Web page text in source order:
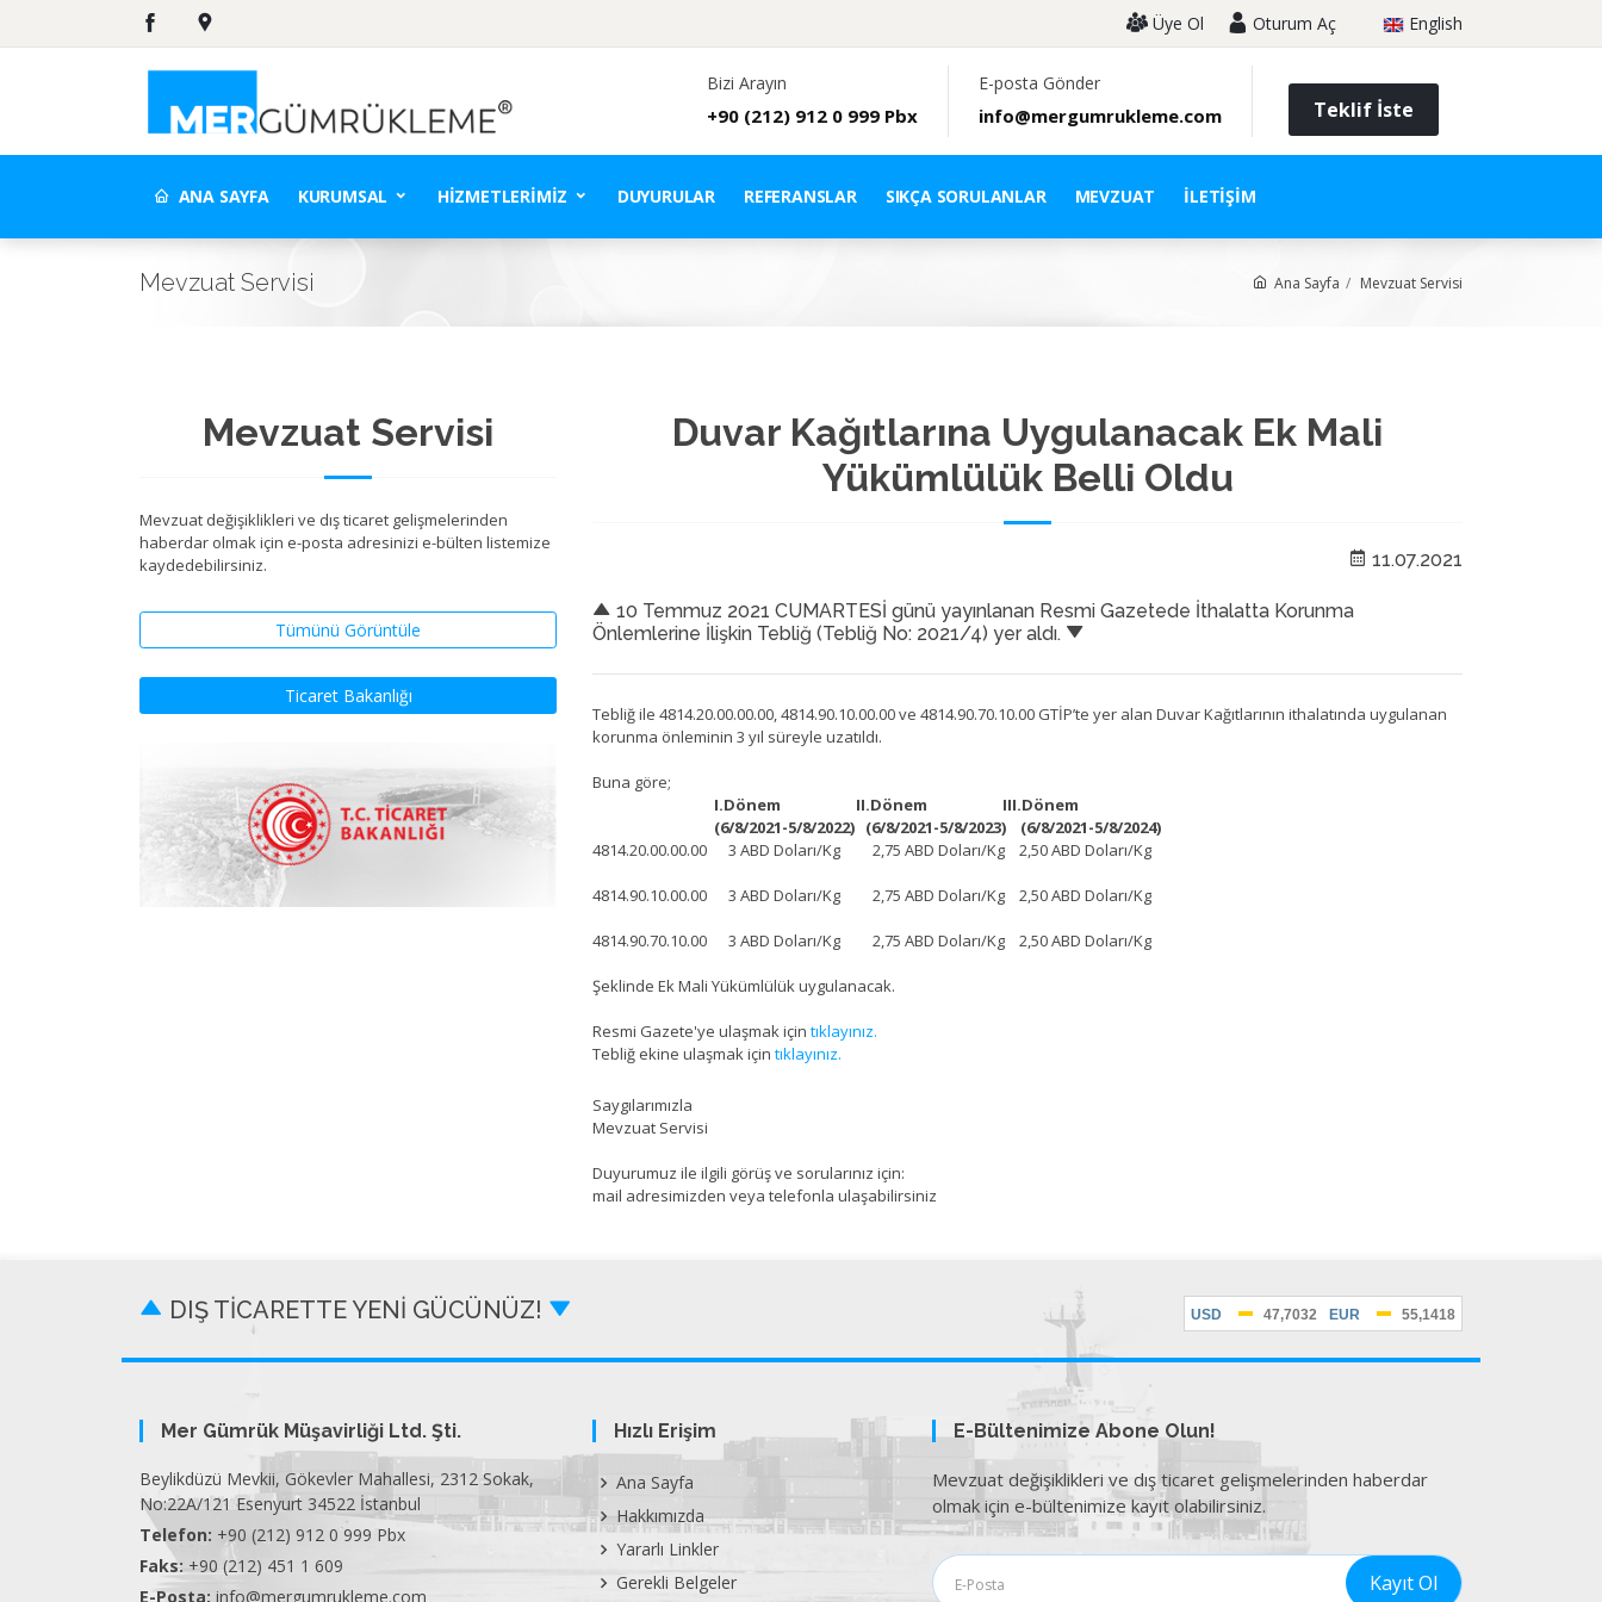
Üye Ol Oturum Aç English
Bizi Arayın
+90 (212) 912 0 999 Pbx
E-posta Gönder
info@mergumrukleme.com Teklif İste
ANA SAYFA KURUMSAL HIZMETLERIMIZ DUYURULAR REFERANSLAR SIKÇA SORULANLAR MEVZUAT İLETIŞIM
Mevzuat Servisi Ana Sayfa Mevzuat Servisi
Mevzuat Servisi
Mevzuat değişiklikleri ve dış ticaret gelişmelerinden
haberdar olmak için e-posta adresinizi e-bülten listemize
kaydedebilirsiniz.
Tümünü Görüntüle
Ticaret Bakanlığı
Duvar Kağıtlarına Uygulanacak Ek Mali
Yükümlülük Belli Oldu
11.07.2021
10 Temmuz 2021 CUMARTESİ günü yayınlanan Resmi Gazetede İthalatta Korunma
Önlemlerine İlişkin Tebliğ (Tebliğ No: 2021/4) yer aldı.
Tebliğ ile 4814.20.00.00.00, 4814.90.10.00.00 ve 4814.90.70.10.00 GTİP’te yer alan Duvar Kağıtlarının ithalatında uygulanan
korunma önleminin 3 yıl süreyle uzatıldı.
Buna göre;
I.Dönem II.Dönem III.Dönem
(6/8/2021-5/8/2022) (6/8/2021-5/8/2023) (6/8/2021-5/8/2024)
4814.20.00.00.00 3 ABD Doları/Kg 2,75 ABD Doları/Kg 2,50 ABD Doları/Kg
4814.90.10.00.00 3 ABD Doları/Kg 2,75 ABD Doları/Kg 2,50 ABD Doları/Kg
4814.90.70.10.00 3 ABD Doları/Kg 2,75 ABD Doları/Kg 2,50 ABD Doları/Kg
Şeklinde Ek Mali Yükümlülük uygulanacak.
Resmi Gazete'ye ulaşmak için tıklayınız.
Tebliğ ekine ulaşmak için tıklayınız.
Saygılarımızla
Mevzuat Servisi
Duyurumuz ile ilgili görüş ve sorularınız için:
mail adresimizden veya telefonla ulaşabilirsiniz
DIŞ TİCARETTE YENİ GÜCÜNÜZ!
Mer Gümrük Müşavirliği Ltd. Şti.
Beylikdüzü Mevkii, Gökevler Mahallesi, 2312 Sokak,
No:22A/121 Esenyurt 34522 İstanbul
Telefon: +90 (212) 912 0 999 Pbx
Faks: +90 (212) 451 1 609
E-Posta: info@mergumrukleme.com
Hızlı Erişim
Ana Sayfa
Hakkımızda
Yararlı Linkler
Gerekli Belgeler
E-Bültenimize Abone Olun!
Mevzuat değişiklikleri ve dış ticaret gelişmelerinden haberdar
olmak için e-bültenimize kayıt olabilirsiniz.